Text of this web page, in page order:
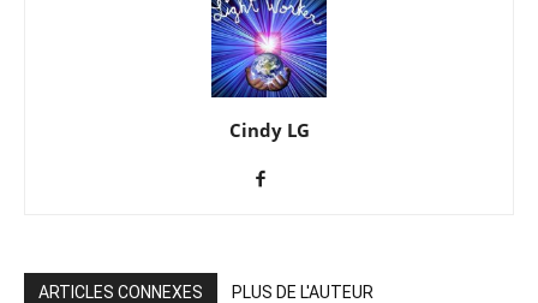
Cindy LG
ARTICLES CONNEXES PLUS DE L'AUTEUR